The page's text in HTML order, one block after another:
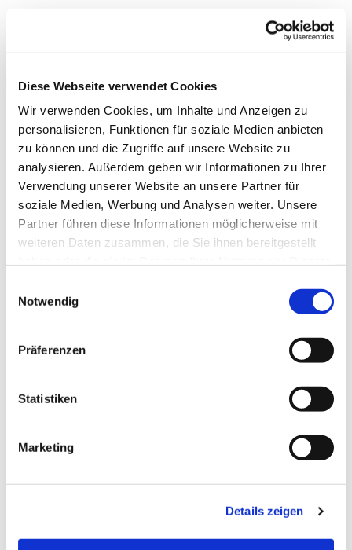
Diese Webseite verwendet Cookies
Wir verwenden Cookies, um Inhalte und Anzeigen zu
personalisieren, Funktionen für soziale Medien anbieten
zu können und die Zugriffe auf unsere Website zu
analysieren. Außerdem geben wir Informationen zu Ihrer
Verwendung unserer Website an unsere Partner für
soziale Medien, Werbung und Analysen weiter. Unsere
Partner führen diese Informationen möglicherweise mit
weiteren Daten zusammen, die Sie ihnen bereitgestellt
Notwendig
Präferenzen
Statistiken
Marketing
Details zeigen
Ausstellungen in der Kirche stattgefunden. Hierfür
der Öffnungszeiten die Aufsicht in der Kirche
Wenn Sie sich eine Mitarbeit in der Gemeinde
vorstellen können, wenden Sie sich bitte an das
Gemeindebüro oder ein Presbyteriumsmitglied.
Wir freuen uns auf Ihre Kontaktaufnahme!
Dies könnte Sie auch